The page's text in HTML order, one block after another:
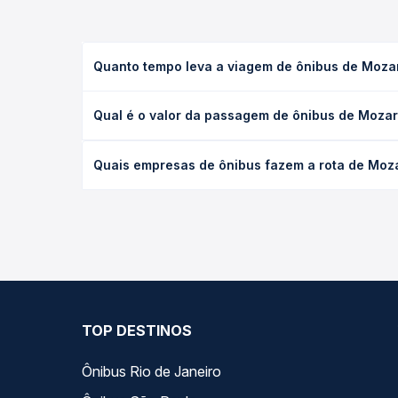
Quanto tempo leva a viagem de ônibus de
leito) e as condições de tráfego. Na Quero
Qual é o valor da passagem de ônibus de
antecedência da compra. Na Quero Passagem
Quais empresas de ônibus fazem a rota de
TOP DESTINOS
Ônibus Rio de Janeiro